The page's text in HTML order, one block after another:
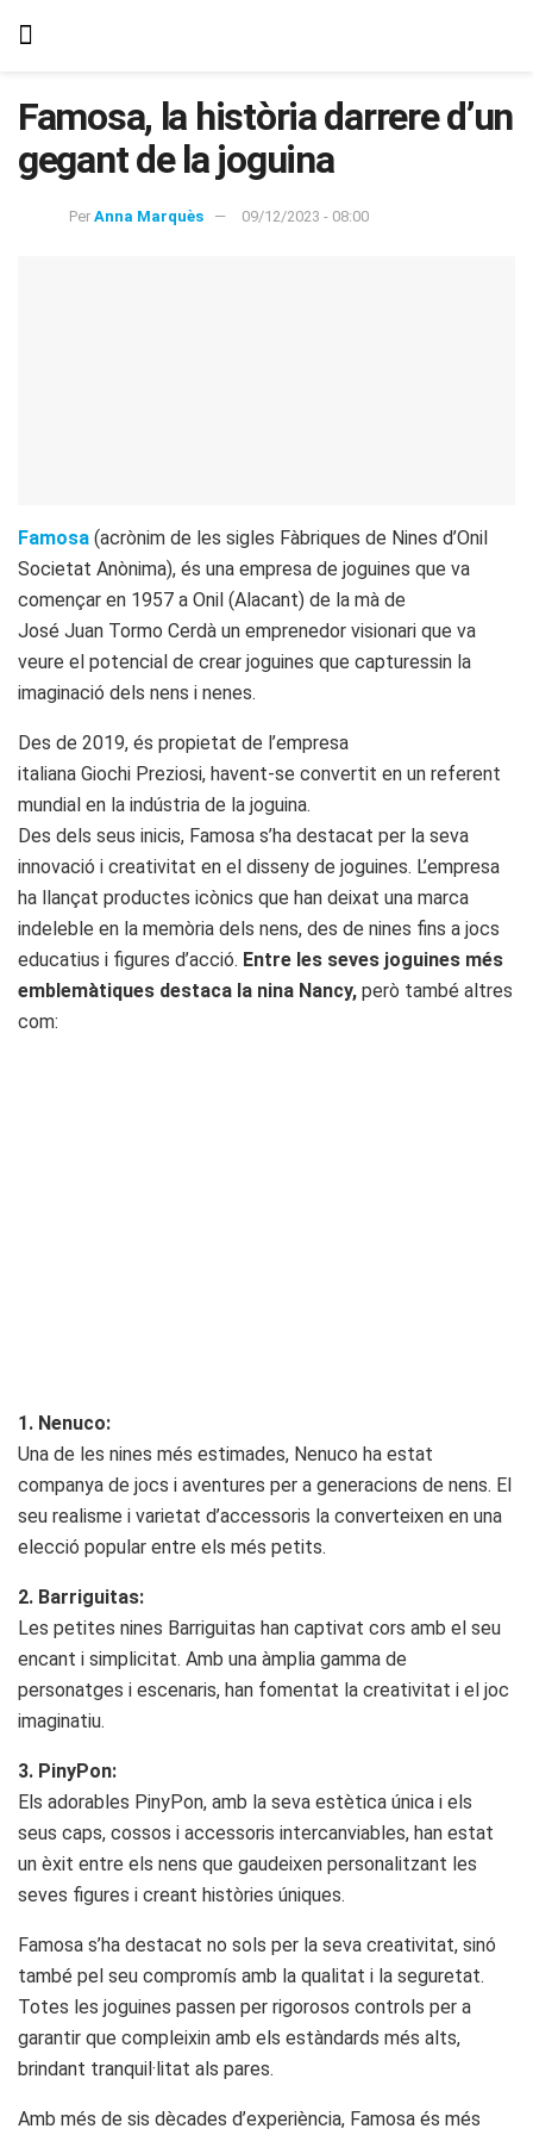
Famosa, la història darrere d’un
gegant de la joguina
Per Anna Marquès 09/12/2023 - 08:00
Famosa (acrònim de les sigles Fàbriques de Nines d’Onil
Societat Anònima), és una empresa de joguines que va
començar en 1957 a Onil (Alacant) de la mà de
José Juan Tormo Cerdà un emprenedor visionari que va
veure el potencial de crear joguines que capturessin la
imaginació dels nens i nenes.
Des de 2019, és propietat de l’empresa
italiana Giochi Preziosi, havent-se convertit en un referent
mundial en la indústria de la joguina.
Des dels seus inicis, Famosa s’ha destacat per la seva
innovació i creativitat en el disseny de joguines. L’empresa
ha llançat productes icònics que han deixat una marca
indeleble en la memòria dels nens, des de nines fins a jocs
educatius i figures d’acció. Entre les seves joguines més
emblemàtiques destaca la nina Nancy, però també altres
com:
1. Nenuco:
Una de les nines més estimades, Nenuco ha estat
companya de jocs i aventures per a generacions de nens. El
seu realisme i varietat d’accessoris la converteixen en una
elecció popular entre els més petits.
2. Barriguitas:
Les petites nines Barriguitas han captivat cors amb el seu
encant i simplicitat. Amb una àmplia gamma de
personatges i escenaris, han fomentat la creativitat i el joc
imaginatiu.
3. PinyPon:
Els adorables PinyPon, amb la seva estètica única i els
seus caps, cossos i accessoris intercanviables, han estat
un èxit entre els nens que gaudeixen personalitzant les
seves figures i creant històries úniques.
Famosa s’ha destacat no sols per la seva creativitat, sinó
també pel seu compromís amb la qualitat i la seguretat.
Totes les joguines passen per rigorosos controls per a
garantir que compleixin amb els estàndards més alts,
brindant tranquil·litat als pares.
Amb més de sis dècades d’experiència, Famosa és més